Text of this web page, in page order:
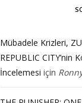
Mübadele Krizleri,
REPUBLIC CITY’nin
İncelemesi için